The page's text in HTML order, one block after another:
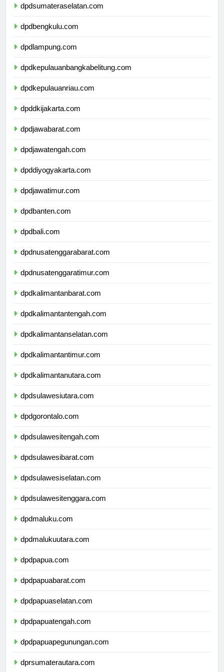
dpdsumateraselatan.com
dpdbengkulu.com
dpdlampung.com
dpdkepulauanbangkabelitung.com
dpdkepulauanriau.com
dpddkijakarta.com
dpdjawabarat.com
dpdjawatengah.com
dpddiyogyakarta.com
dpdjawatimur.com
dpdbanten.com
dpdbali.com
dpdnusatenggarabarat.com
dpdnusatenggaratimur.com
dpdkalimantanbarat.com
dpdkalimantantengah.com
dpdkalimantanselatan.com
dpdkalimantantimur.com
dpdkalimantanutara.com
dpdsulawesiutara.com
dpdgorontalo.com
dpdsulawesitengah.com
dpdsulawesibarat.com
dpdsulawesiselatan.com
dpdsulawesitenggara.com
dpdmaluku.com
dpdmalukuutara.com
dpdpapua.com
dpdpapuabarat.com
dpdpapuaselatan.com
dpdpapuatengah.com
dpdpapuapegunungan.com
dprsumaterautara.com